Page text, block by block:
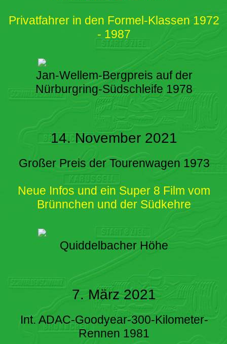
Privatfahrer in den Formel-Klassen 1972
- 1987
Jan-Wellem-Bergpreis auf der
Nürburgring-Südschleife 1978
14. November 2021
Großer Preis der Tourenwagen 1973
Neue Infos und ein Super 8 Film vom
Brünnchen und der Südkehre
Quiddelbacher Höhe
7. März 2021
Int. ADAC-Goodyear-300-Kilometer-
Rennen 1981